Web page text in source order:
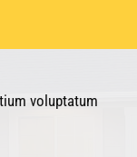
voluptatum